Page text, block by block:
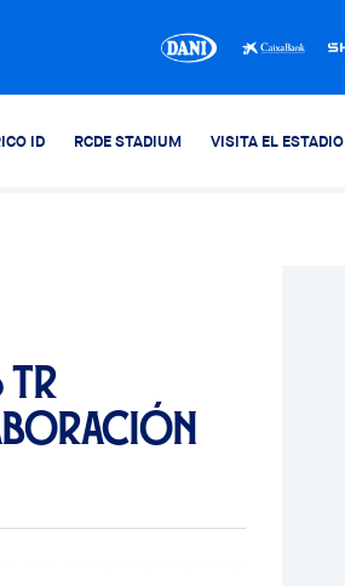
ID RCDE STADIUM VISITA EL ESTADIO